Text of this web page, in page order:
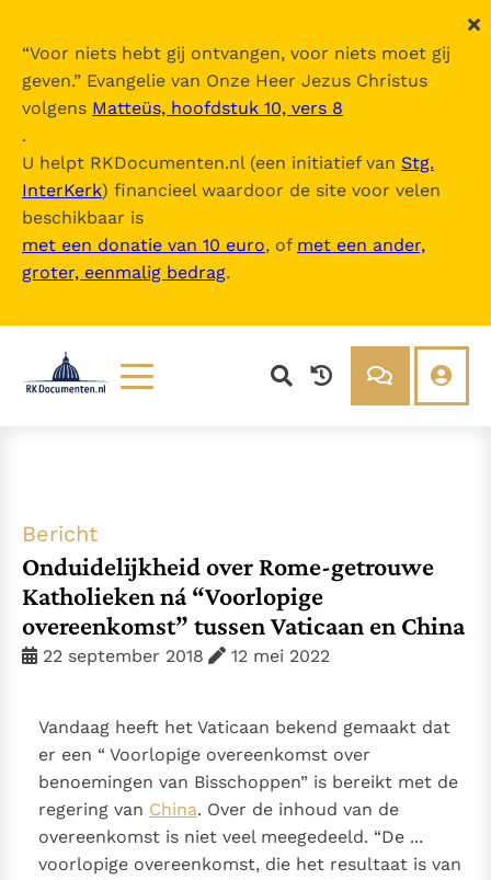
“Voor niets hebt gij ontvangen, voor niets moet gij
geven.” Evangelie van Onze Heer Jezus Christus
volgens Matteüs, hoofdstuk 10, vers 8
.
U helpt RKDocumenten.nl (een initiatief van Stg.
InterKerk) financieel waardoor de site voor velen
beschikbaar is
met een donatie van 10 euro, of met een ander,
groter, eenmalig bedrag.
Thema’s
Berichten
Denzinger
Gebruiksvoorwaarden
Nieuwste Documenten
Leer de kostbare parel van Gods koninkrijk te
herkennen
Gods Koninkrijk groeit stilletjes door liefde, niet door
dwang
De mystiek. De mystieke verschijnselen en de
heiligheid
Berichten
Bericht
Onduidelijkheid over Rome-getrouwe
Katholieken ná “Voorlopige
overeenkomst” tussen Vaticaan en China
22 september 2018 12 mei 2022
Vandaag heeft het Vaticaan bekend gemaakt dat
er een “ Voorlopige overeenkomst over
benoemingen van Bisschoppen” is bereikt met de
regering van China. Over de inhoud van de
overeenkomst is niet veel meegedeeld. “De ...
voorlopige overeenkomst, die het resultaat is van